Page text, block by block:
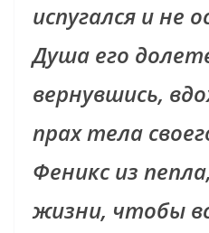
испугался и не
Душа его
вернувшись,
прах тела
Феникс из
жизни, чтобы